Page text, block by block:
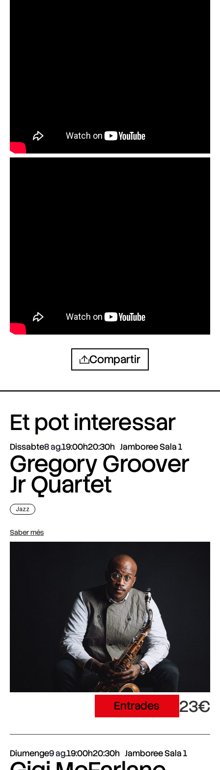
Compartir
Et pot interessar
Dissabte8 ag.19:00h20:30h Jamboree Sala 1
Gregory Groover
Jr Quartet
Jazz
Saber més
Entrades 23€
Diumenge9 ag.19:00h20:30h Jamboree Sala 1